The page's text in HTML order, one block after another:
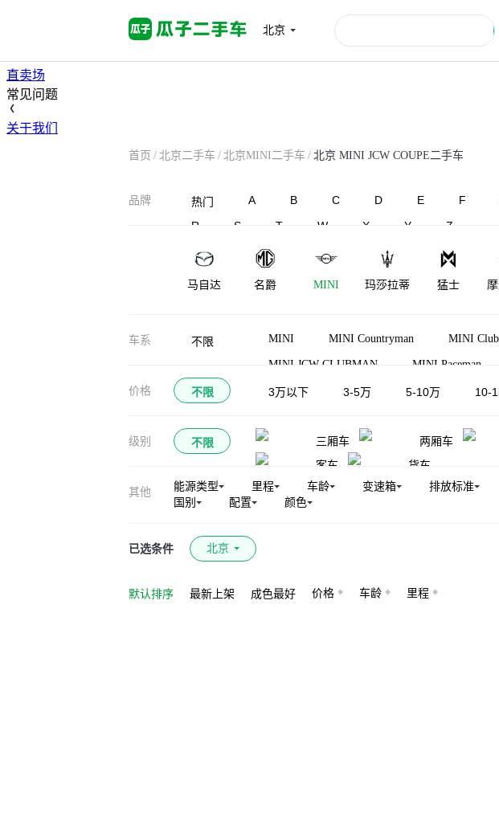
北京
直卖场
常见问题
关于我们
首页 / 北京二手车 / 北京MINI二手车 / 北京 MINI JCW COUPE二手车
品牌 热门 A B C D E F
R
S T W X Y Z
马自达 名爵 MINI 玛莎拉蒂 猛士
车系 不限 MINI MINI Countryman MINI
MINI JCW CLUBMAN MINI Paceman
MINI JCW PACEMAN
电动MINI
价格 不限 3万以下 3-5万 5-10万 10-
级别 不限 三厢车 两厢车
客车
货车
其他 能源类型 里程 车龄 变速箱 排放标准
国别
配置 颜色
已选条件 北京
默认排序 最新上架 成色最好 价格 车龄 里程